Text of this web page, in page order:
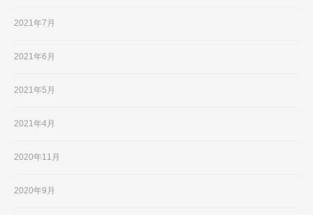
2021年7月
2021年6月
2021年5月
2021年4月
2020年11月
2020年9月